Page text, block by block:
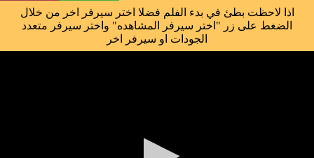
اذا لاحظت بطئ في بدء الفلم فضلا اختر سيرفر اخر من خلال
الضغط على زر "اختر سيرفر المشاهده" واختر سيرفر متعدد
الجودات او سيرفر اخر